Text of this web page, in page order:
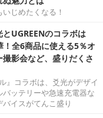
じめたくなる！
とUGREENのコラボは
！全6商品に使える5％オ
影会など、盛りだくさ
』コラボは、爻光がデザイ
ッテリーや急速充電器な
イスがてんこ盛り